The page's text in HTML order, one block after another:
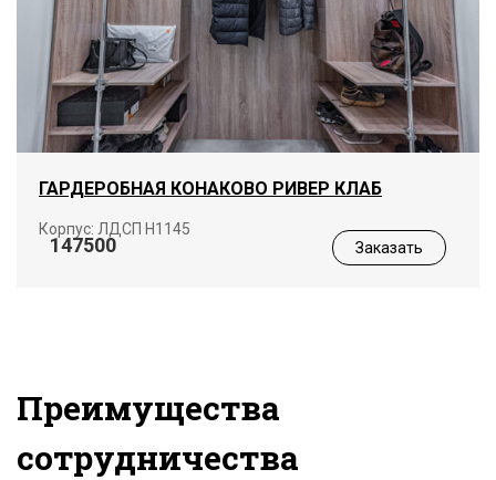
ГАРДЕРОБНАЯ КОНАКОВО РИВЕР КЛАБ
Корпус: ЛДСП Н1145
147500 Заказать
Преимущества
сотрудничества